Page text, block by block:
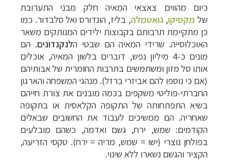
כיום מהווים צאצאי המאיה חלק מבני התערובת
של מקסיקו,גואטמלה, בליז, הונדורס ואל סלבדור. כמו
כן מתקיימת תרבותם בקבוצות ילידים המנותקים משאר
האוכלוסייה. שרידי המאיה הם שבטי הלנקנדונים. הם
מונים כ-4 מיליון נפש, דוברים בלשון המאיה, אוכלים
אותו סל מזון ומשתמשים בתרבות החומרית של אבותיהם
(אם כי נוספו להם אביזרי ברזל). מנהגי המשפחה והארגון
החברתי-פוליטי משקפים בכמה מובנים את צורת חייהם
בשיא התפתחותה של התקופה הקלאסית או בתקופה
שאחריה. הם ממשיכים לעבוד את החשובים שבאלים
הקודמים: שמש, ירח, גשם ואדמה, כשהם מובלעים
בפולחן נוצרי (ישו = שמש, מריה = ירח). טקסי הזריעה,
הקציר והגשם נשארו ללא שינוי.